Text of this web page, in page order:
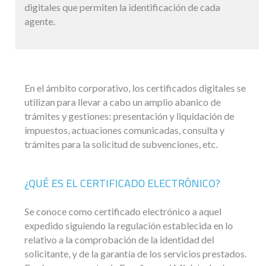
digitales que permiten la identificación de cada
agente.
En el ámbito corporativo, los certificados digitales se
utilizan para llevar a cabo un amplio abanico de
trámites y gestiones: presentación y liquidación de
impuestos, actuaciones comunicadas, consulta y
trámites para la solicitud de subvenciones, etc.
¿QUÉ ES EL CERTIFICADO ELECTRÓNICO?
Se conoce como certificado electrónico a aquel
expedido siguiendo la regulación establecida en lo
relativo a la comprobación de la identidad del
solicitante, y de la garantía de los servicios prestados.